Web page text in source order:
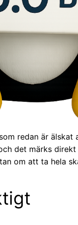
redan är
det märks
om att ta hela